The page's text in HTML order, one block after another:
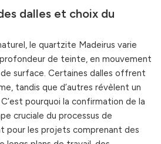
dalles et choix du
le quartzite Madeirus varie
profondeur de teinte, en mouvement
surface. Certaines dalles offrent
tandis que d’autres révèlent un
pourquoi la confirmation de la
cruciale du processus de
pour les projets comprenant des